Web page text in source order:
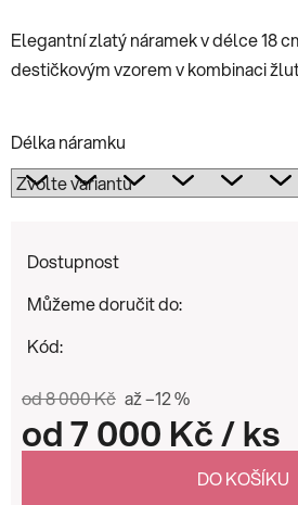
Elegantní zlatý náramek v délce 18
destičkovým vzorem v kombinaci
Délka náramku
Dostupnost
Můžeme doručit do:
Kód:
od 8 000 Kč až –12 %
od7 000 Kč/ ks
DO KOŠÍKU